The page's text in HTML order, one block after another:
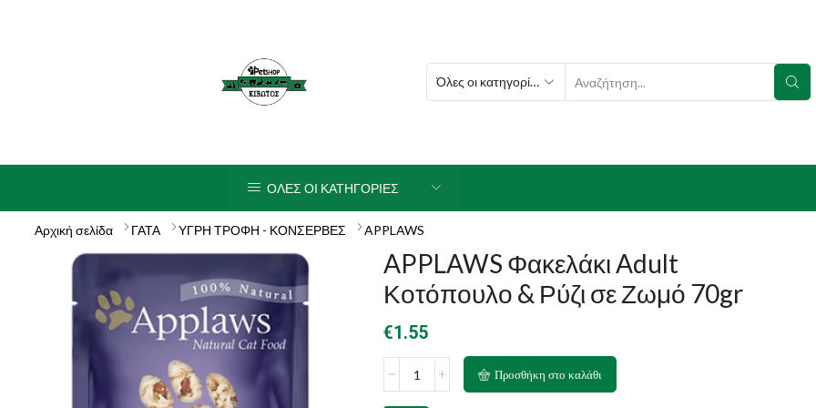
SEARCH
ΟΛΕΣ ΟΙ ΚΑΤΗΓΟΡΙΕΣ
Αρχική σελίδα ΓΑΤΑ ΥΓΡΗ ΤΡΟΦΗ - ΚΟΝΣΕΡΒΕΣ APPLAWS
APPLAWS Φακελάκι Adult
Κοτόπουλο & Ρύζι σε Ζωμό 70gr
€1.55
Φακελάκι
Προσθήκη στο καλάθι